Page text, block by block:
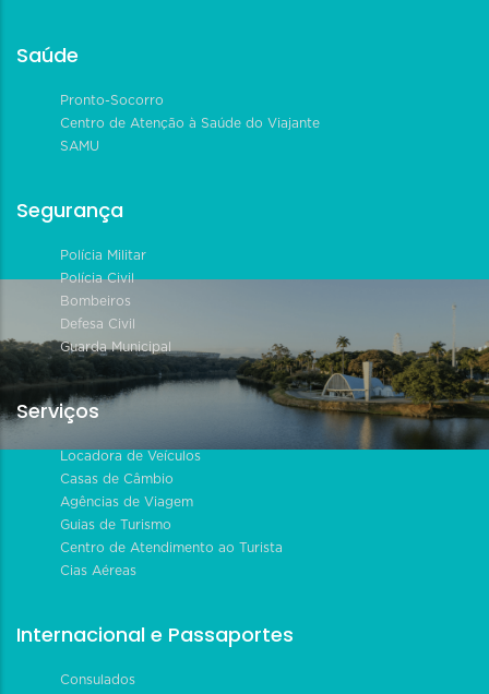
Saúde
Pronto-Socorro
Centro de Atenção à Saúde do Viajante
SAMU
Segurança
Polícia Militar
Polícia Civil
Bombeiros
Defesa Civil
Guarda Municipal
Serviços
Locadora de Veículos
Casas de Câmbio
Agências de Viagem
Guias de Turismo
Centro de Atendimento ao Turista
Cias Aéreas
Internacional e Passaportes
Consulados